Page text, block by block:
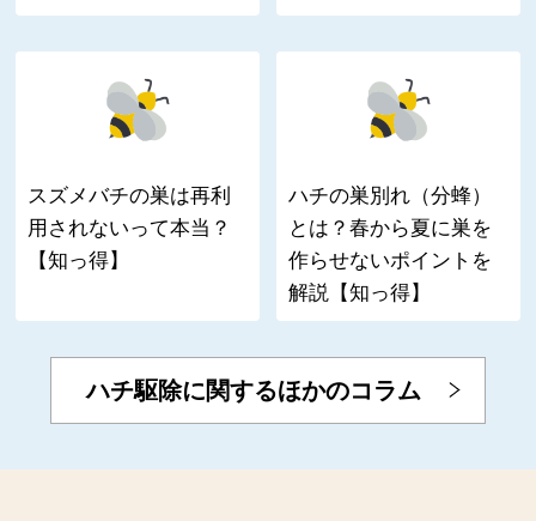
スズメバチの巣は再利
用されないって本当？
【知っ得】
ハチの巣別れ（分蜂）
とは？春から夏に巣を
作らせないポイントを
解説【知っ得】
ハチ駆除に関するほかのコラム